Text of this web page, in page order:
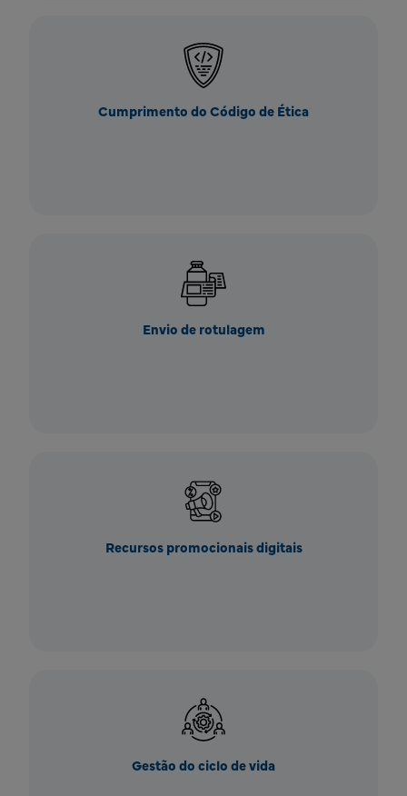
Cumprimento do Código de Ética
Envio de rotulagem
Recursos promocionais digitais
Gestão do ciclo de vida